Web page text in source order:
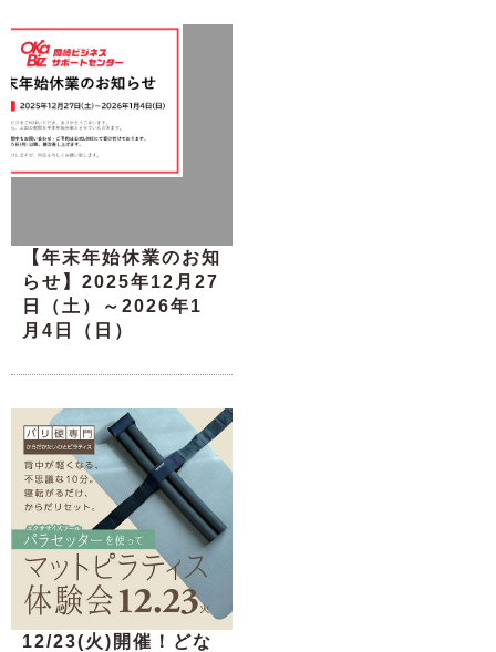
【年末年始休業のお知
らせ】2025年12月27
日（土）～2026年1
月4日（日）
12/23(火)開催！どな